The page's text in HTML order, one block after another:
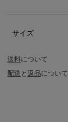
送料について
配送と返品について
サイズ